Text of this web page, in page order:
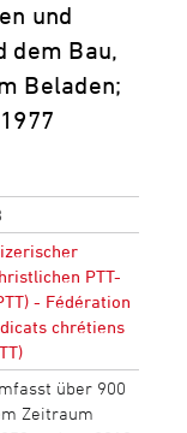
und
dem Bau,
Beladen;
PTT-
- Fédération
chrétiens
über 900
Zeitraum